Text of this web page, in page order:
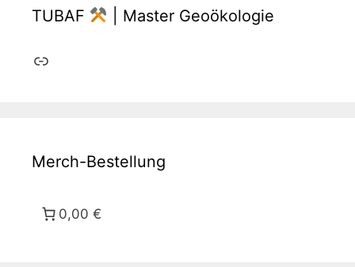
TUBAF | Master Geoökologie
Link
Merch-Bestellung
0,00 €